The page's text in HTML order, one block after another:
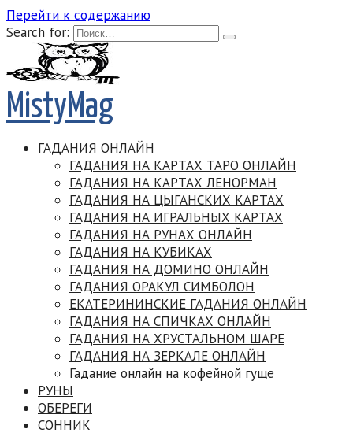
Перейти к содержанию
Search for:
MistyMag
ГАДАНИЯ ОНЛАЙН
ГАДАНИЯ НА КАРТАХ ТАРО ОНЛАЙН
ГАДАНИЯ НА КАРТАХ ЛЕНОРМАН
ГАДАНИЯ НА ЦЫГАНСКИХ КАРТАХ
ГАДАНИЯ НА ИГРАЛЬНЫХ КАРТАХ
ГАДАНИЯ НА РУНАХ ОНЛАЙН
ГАДАНИЯ НА КУБИКАХ
ГАДАНИЯ НА ДОМИНО ОНЛАЙН
ГАДАНИЯ ОРАКУЛ СИМБОЛОН
ЕКАТЕРИНИНСКИЕ ГАДАНИЯ ОНЛАЙН
ГАДАНИЯ НА СПИЧКАХ ОНЛАЙН
ГАДАНИЯ НА ХРУСТАЛЬНОМ ШАРЕ
ГАДАНИЯ НА ЗЕРКАЛЕ ОНЛАЙН
Гадание онлайн на кофейной гуще
РУНЫ
ОБЕРЕГИ
СОННИК